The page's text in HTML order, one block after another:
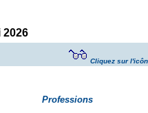
2026
Cliquez sur
Professions